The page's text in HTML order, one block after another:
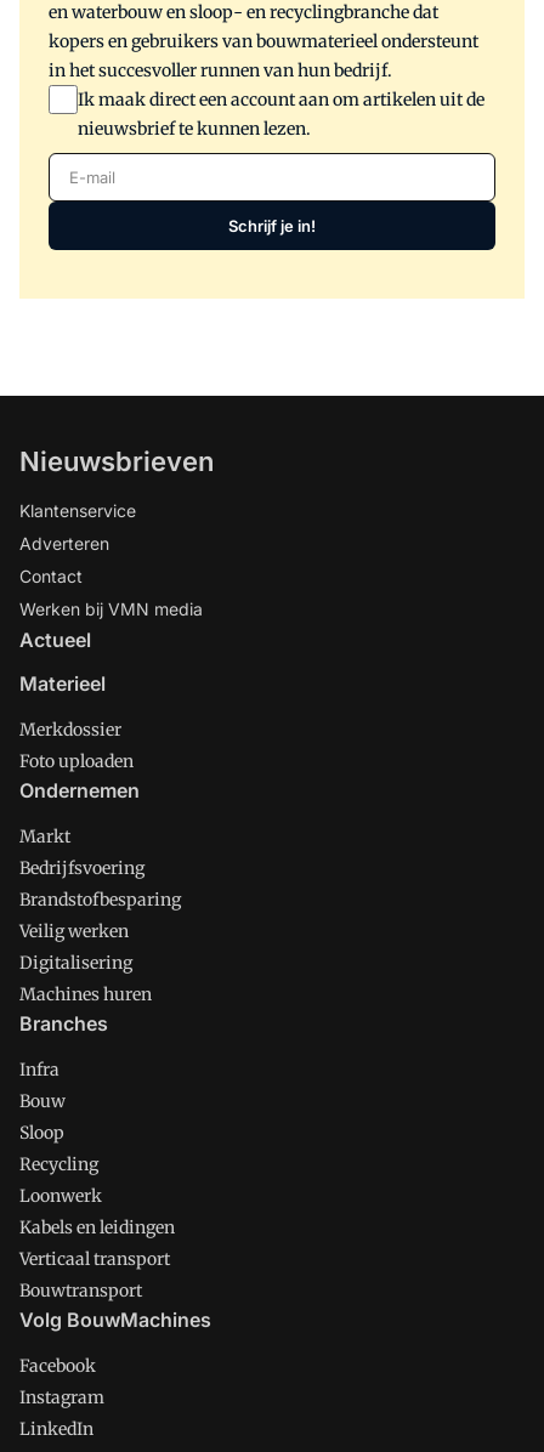
en waterbouw en sloop- en recyclingbranche dat
kopers en gebruikers van bouwmaterieel ondersteunt
in het succesvoller runnen van hun bedrijf.
Ik maak direct een account aan om artikelen uit de
nieuwsbrief te kunnen lezen.
E-mail
Schrijf je in!
Nieuwsbrieven
Klantenservice
Adverteren
Contact
Werken bij VMN media
Actueel
Materieel
Merkdossier
Foto uploaden
Ondernemen
Markt
Bedrijfsvoering
Brandstofbesparing
Veilig werken
Digitalisering
Machines huren
Branches
Infra
Bouw
Sloop
Recycling
Loonwerk
Kabels en leidingen
Verticaal transport
Bouwtransport
Volg BouwMachines
Facebook
Instagram
LinkedIn